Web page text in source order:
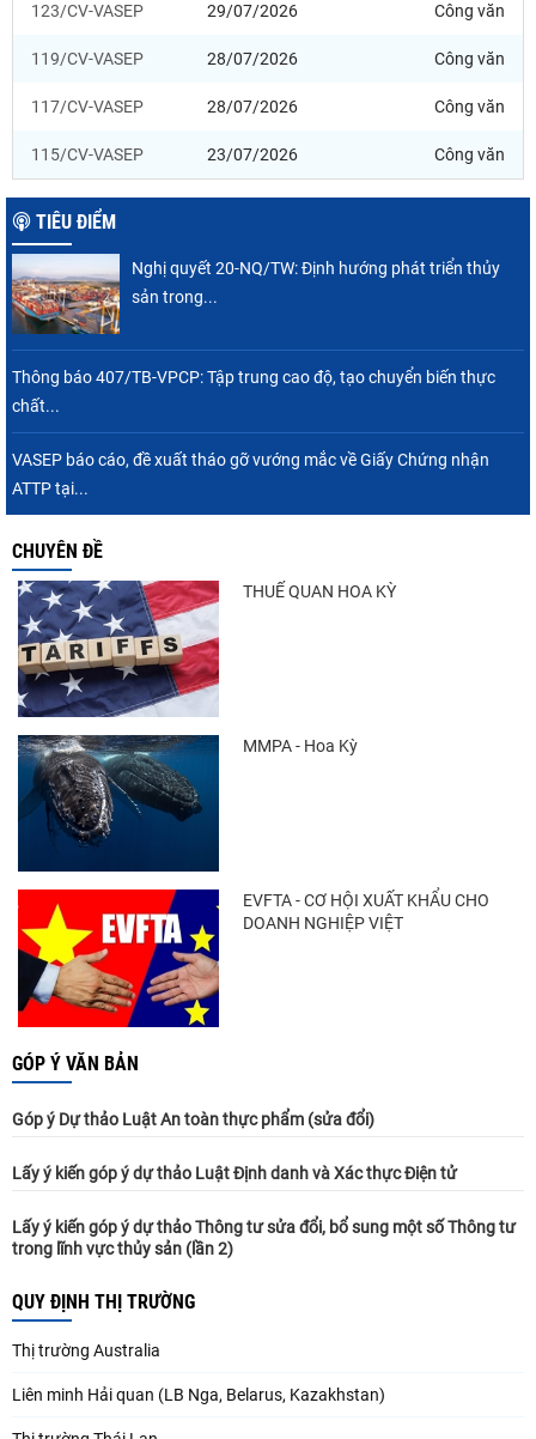
123/CV-VASEP 29/07/2026 Công văn
119/CV-VASEP 28/07/2026 Công văn
117/CV-VASEP 28/07/2026 Công văn
115/CV-VASEP 23/07/2026 Công văn
TIÊU ĐIỂM
Nghị quyết 20-NQ/TW: Định hướng phát triển thủy
sản trong...
Thông báo 407/TB-VPCP: Tập trung cao độ, tạo chuyển biến thực
chất...
VASEP báo cáo, đề xuất tháo gỡ vướng mắc về Giấy Chứng nhận
ATTP tại...
CHUYÊN ĐỀ
THUẾ QUAN HOA KỲ
MMPA - Hoa Kỳ
EVFTA - CƠ HỘI XUẤT KHẨU CHO
DOANH NGHIỆP VIỆT
GÓP Ý VĂN BẢN
Góp ý Dự thảo Luật An toàn thực phẩm (sửa đổi)
Lấy ý kiến góp ý dự thảo Luật Định danh và Xác thực Điện tử
Lấy ý kiến góp ý dự thảo Thông tư sửa đổi, bổ sung một số Thông tư
trong lĩnh vực thủy sản (lần 2)
QUY ĐỊNH THỊ TRƯỜNG
Thị trường Australia
Liên minh Hải quan (LB Nga, Belarus, Kazakhstan)